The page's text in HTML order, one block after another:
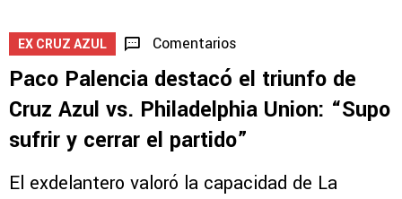
EX CRUZ AZUL Comentarios
Paco Palencia destacó el triunfo de
Cruz Azul vs. Philadelphia Union: “Supo
sufrir y cerrar el partido”
El exdelantero valoró la capacidad de La